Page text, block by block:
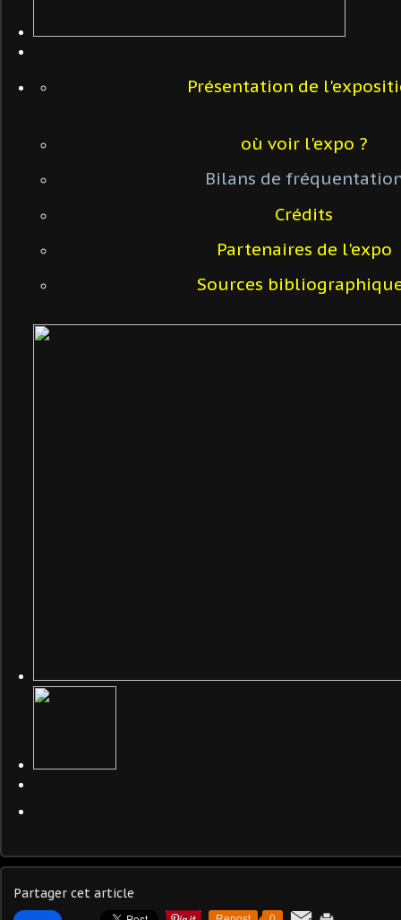
Présentation de
où voir l'expo ?
Bilans de
Crédits
Partenaires de l'expo
Sources
Partager cet article